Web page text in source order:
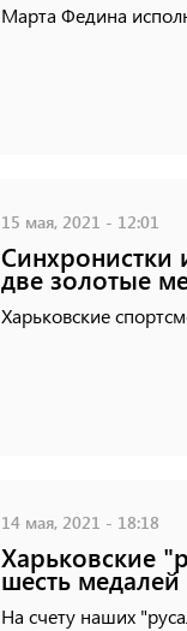
Марта Федина
15 мая, 2021 - 12:01
Синхронистки
две золотые
Харьковские
14 мая, 2021 - 18:18
Харьковские
шесть
На счету наших